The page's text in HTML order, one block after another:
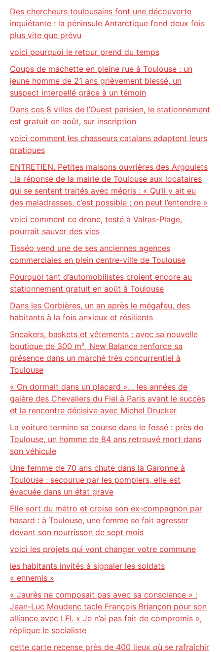
Des chercheurs toulousains font une découverte
inquiétante : la péninsule Antarctique fond deux fois
plus vite que prévu
voici pourquoi le retour prend du temps
Coups de machette en pleine rue à Toulouse : un
jeune homme de 21 ans grièvement blessé, un
suspect interpellé grâce à un témoin
Dans ces 8 villes de l’Ouest parisien, le stationnement
est gratuit en août, sur inscription
voici comment les chasseurs catalans adaptent leurs
pratiques
ENTRETIEN. Petites maisons ouvrières des Argoulets
: la réponse de la mairie de Toulouse aux locataires
qui se sentent traités avec mépris : « Qu’il y ait eu
des maladresses, c’est possible ; on peut l’entendre »
voici comment ce drone, testé à Valras-Plage,
pourrait sauver des vies
Tisséo vend une de ses anciennes agences
commerciales en plein centre-ville de Toulouse
Pourquoi tant d’automobilistes croient encore au
stationnement gratuit en août à Toulouse
Dans les Corbières, un an après le mégafeu, des
habitants à la fois anxieux et résilients
Sneakers, baskets et vêtements : avec sa nouvelle
boutique de 300 m², New Balance renforce sa
présence dans un marché très concurrentiel à
Toulouse
« On dormait dans un placard »… les années de
galère des Chevaliers du Fiel à Paris avant le succès
et la rencontre décisive avec Michel Drucker
La voiture termine sa course dans le fossé : près de
Toulouse, un homme de 84 ans retrouvé mort dans
son véhicule
Une femme de 70 ans chute dans la Garonne à
Toulouse : secourue par les pompiers, elle est
évacuée dans un état grave
Elle sort du métro et croise son ex-compagnon par
hasard : à Toulouse, une femme se fait agresser
devant son nourrisson de sept mois
voici les projets qui vont changer votre commune
les habitants invités à signaler les soldats
« ennemis »
« Jaurès ne composait pas avec sa conscience » :
Jean-Luc Moudenc tacle François Briançon pour son
alliance avec LFI. « Je n’ai pas fait de compromis »,
réplique le socialiste
cette carte recense près de 400 lieux où se rafraîchir